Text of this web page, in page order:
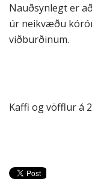
Nauðsynlegt er
úr neikvæðu
viðburðinum.
Kaffi og vöfflur á